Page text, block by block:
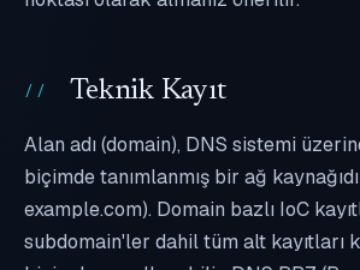
Teknik Kayıt
Alan adı (domain), DNS sistemi
biçimde tanımlanmış bir ağ
example.com). Domain bazlı IoC
subdomain'ler dahil tüm alt kayıtları